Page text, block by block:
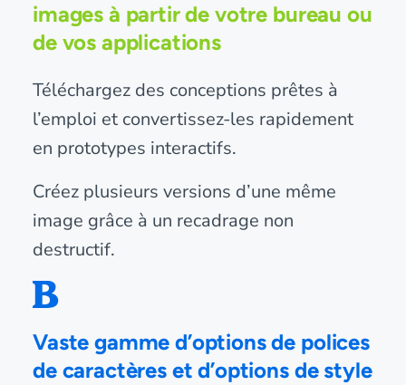
images à partir de votre bureau ou
de vos applications
Téléchargez des conceptions prêtes à
l’emploi et convertissez-les rapidement
en prototypes interactifs.
Créez plusieurs versions d’une même
image grâce à un recadrage non
destructif.
Vaste gamme d’options de polices
de caractères et d’options de style